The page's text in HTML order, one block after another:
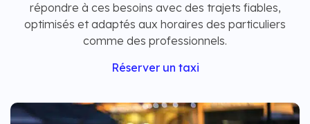
répondre à ces besoins avec des trajets fiables,
optimisés et adaptés aux horaires des particuliers
comme des professionnels.
Réserver un taxi